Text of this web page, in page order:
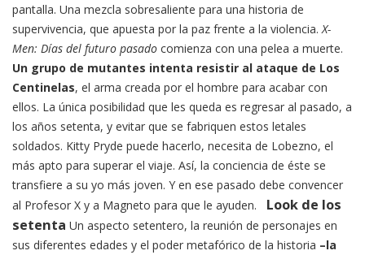
pantalla. Una mezcla sobresaliente para una historia de
supervivencia, que apuesta por la paz frente a la violencia. X-
Men: Días del futuro pasado comienza con una pelea a muerte.
Un grupo de mutantes intenta resistir al ataque de Los
Centinelas, el arma creada por el hombre para acabar con
ellos. La única posibilidad que les queda es regresar al pasado, a
los años setenta, y evitar que se fabriquen estos letales
soldados. Kitty Pryde puede hacerlo, necesita de Lobezno, el
más apto para superar el viaje. Así, la conciencia de éste se
transfiere a su yo más joven. Y en ese pasado debe convencer
al Profesor X y a Magneto para que le ayuden. Look de los
setenta Un aspecto setentero, la reunión de personajes en
sus diferentes edades y el poder metafórico de la historia –la